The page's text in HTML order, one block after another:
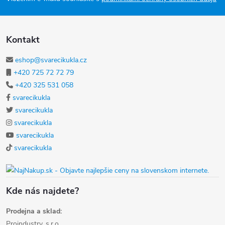
Kontakt
eshop@svarecikukla.cz
+420 725 72 72 79
+420 325 531 058
svarecikukla
svarecikukla
svarecikukla
svarecikukla
svarecikukla
Kde nás najdete?
Prodejna a sklad: